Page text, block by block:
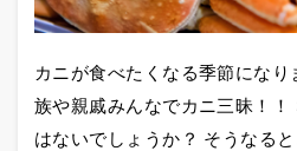
カニが食べたくなる季節にな
族や親戚みんなでカニ三昧！
はないでしょうか？ そうなる